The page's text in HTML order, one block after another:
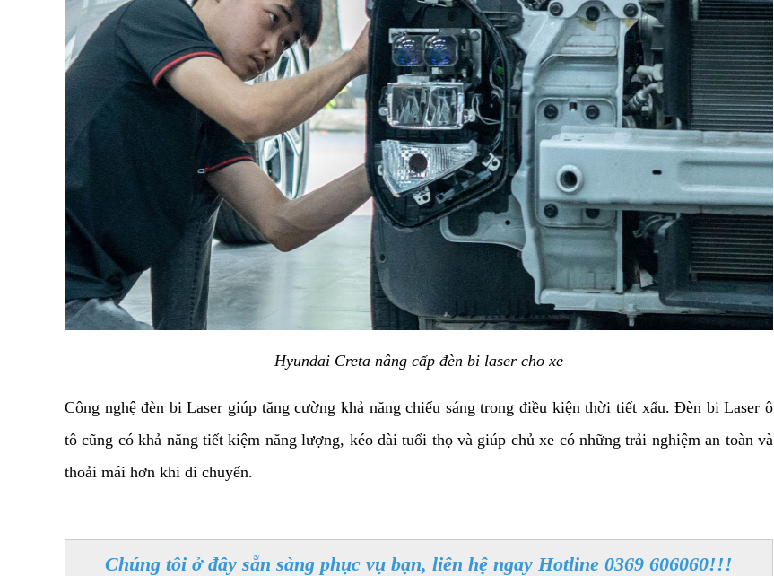
Hyundai Creta nâng cấp đèn bi laser cho xe
Công nghệ đèn bi Laser giúp tăng cường khả năng chiếu sáng trong điều kiện thời tiết xấu. Đèn bi Laser ô
tô cũng có khả năng tiết kiệm năng lượng, kéo dài tuổi thọ và giúp chủ xe có những trải nghiệm an toàn và
thoải mái hơn khi di chuyển.
Chúng tôi ở đây sẵn sàng phục vụ bạn, liên hệ ngay Hotline 0369 606060!!!